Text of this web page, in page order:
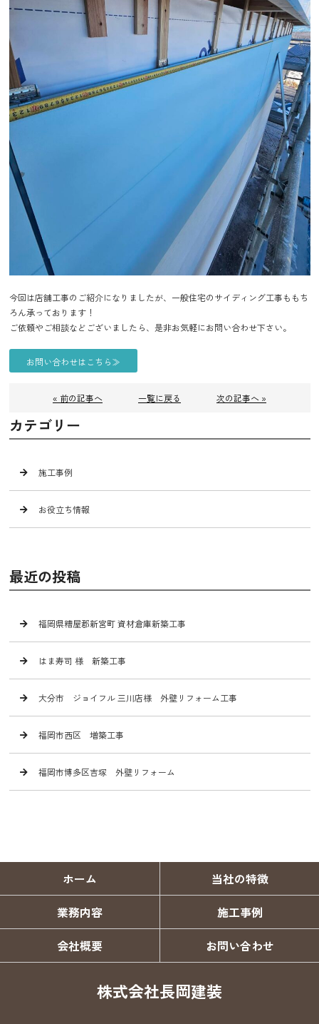
今回は店舗工事のご紹介になりましたが、一般住宅のサイディング工事ももち
ろん承っております！
ご依頼やご相談などございましたら、是非お気軽にお問い合わせ下さい。
お問い合わせはこちら≫
« 前の記事へ 一覧に戻る 次の記事へ »
カテゴリー
施工事例
お役立ち情報
最近の投稿
福岡県糟屋郡新宮町 資材倉庫新築工事
はま寿司 様 新築工事
大分市 ジョイフル 三川店様 外壁リフォーム工事
福岡市西区 増築工事
福岡市博多区吉塚 外壁リフォーム
ホーム
当社の特徴
業務内容
施工事例
会社概要
お問い合わせ
株式会社長岡建装